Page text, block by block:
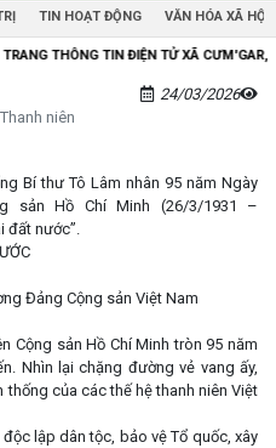
TIN HOẠT ĐỘNG VĂN HÓA XÃ HỘI
TỬ XÃ CƯM'GAR, TỈNH ĐẮK LẮK
niên
24/03/2026
Bí thư Tô Lâm nhân 95 năm Ngày
sản Hồ Chí Minh (26/3/1931 –
đất nước”.
Đảng Cộng sản Việt Nam
Cộng sản Hồ Chí Minh tròn 95 năm
Nhìn lại chặng đường vẻ vang ấy,
của các thế hệ thanh niên Việt
lập dân tộc, bảo vệ Tổ quốc, xây